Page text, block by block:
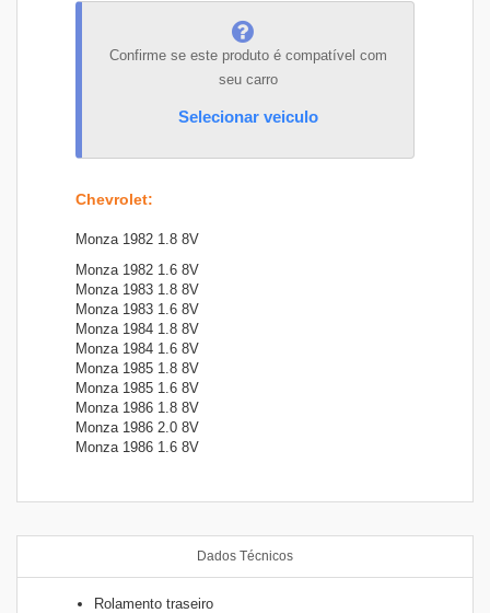
Confirme se este produto é compatível com
seu carro
Selecionar veiculo
Chevrolet:
Monza 1982 1.8 8V
Monza 1982 1.6 8V
Monza 1983 1.8 8V
Monza 1983 1.6 8V
Monza 1984 1.8 8V
Monza 1984 1.6 8V
Monza 1985 1.8 8V
Monza 1985 1.6 8V
Monza 1986 1.8 8V
Monza 1986 2.0 8V
Monza 1986 1.6 8V
Dados Técnicos
Rolamento traseiro